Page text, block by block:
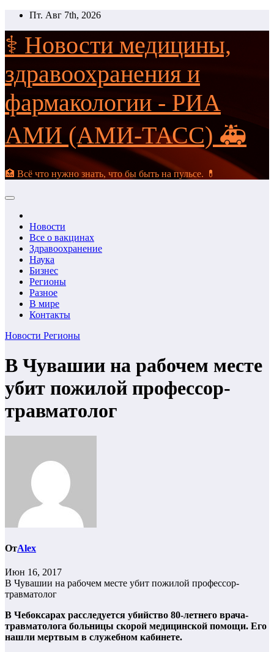
Перейти
содержимому
Пт. Авг 7th, 2026
⚕️ Новости медицины,
здравоохранения и
фармакологии - РИА
АМИ (АМИ-ТАСС) 🚑
🏥 Всё что нужно знать, что бы быть на пульсе. 💊
Новости
Все о вакцинах
Здравоохранение
Наука
Бизнес
Регионы
Разное
В мире
Контакты
Новости Регионы
В Чувашии на рабочем месте
убит пожилой профессор-
травматолог
ОтAlex
Июн 16, 2017
В Чувашии на рабочем месте убит пожилой профессор-
травматолог
В Чебоксарах расследуется убийство 80-летнего врача-
травматолога больницы скорой медицинской помощи. Его
нашли мертвым в служебном кабинете.